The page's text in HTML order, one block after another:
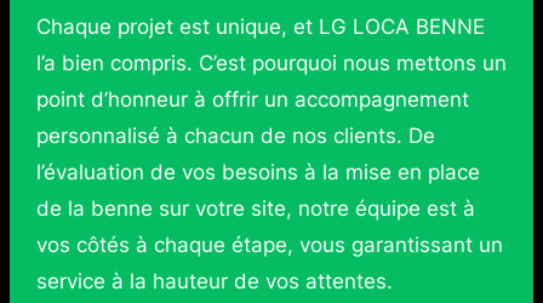
Chaque projet est unique, et LG LOCA BENNE
l’a bien compris. C’est pourquoi nous mettons un
point d’honneur à offrir un accompagnement
personnalisé à chacun de nos clients. De
l’évaluation de vos besoins à la mise en place
de la benne sur votre site, notre équipe est à
vos côtés à chaque étape, vous garantissant un
service à la hauteur de vos attentes.